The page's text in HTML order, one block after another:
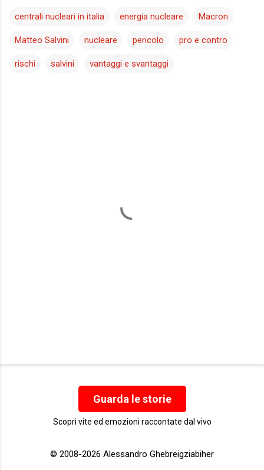
centrali nucleari in italia energia nucleare Macron
Matteo Salvini nucleare pericolo pro e contro
rischi salvini vantaggi e svantaggi
Guarda le storie
Scopri vite ed emozioni raccontate dal vivo
© 2008-2026 Alessandro Ghebreigziabiher